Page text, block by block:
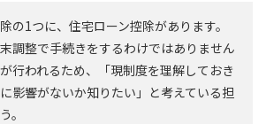
の1つに、住宅ローン控除があります。
調整で手続きをするわけではありません
行われるため、「現制度を理解しておき
影響がないか知りたい」と考えている担
。